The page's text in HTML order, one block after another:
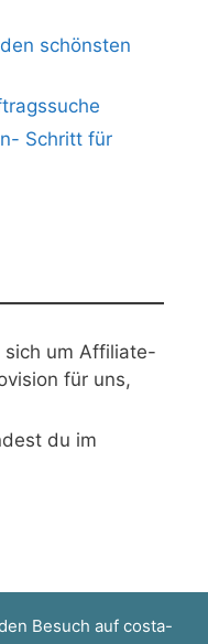
schönsten
Schritt für
um Affiliate-
für uns,
du im
Besuch auf costa-